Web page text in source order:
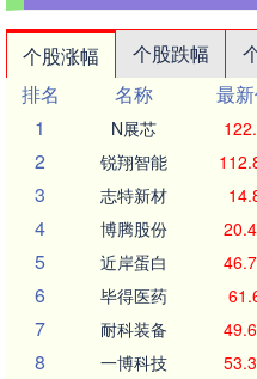
个股涨幅 个股跌幅
排名
名称 最
1
N展芯
2 锐翔智能
3 志特新材
4 博腾股份
5 近岸蛋白
6 毕得医药
7 耐科装备
8 一博科技